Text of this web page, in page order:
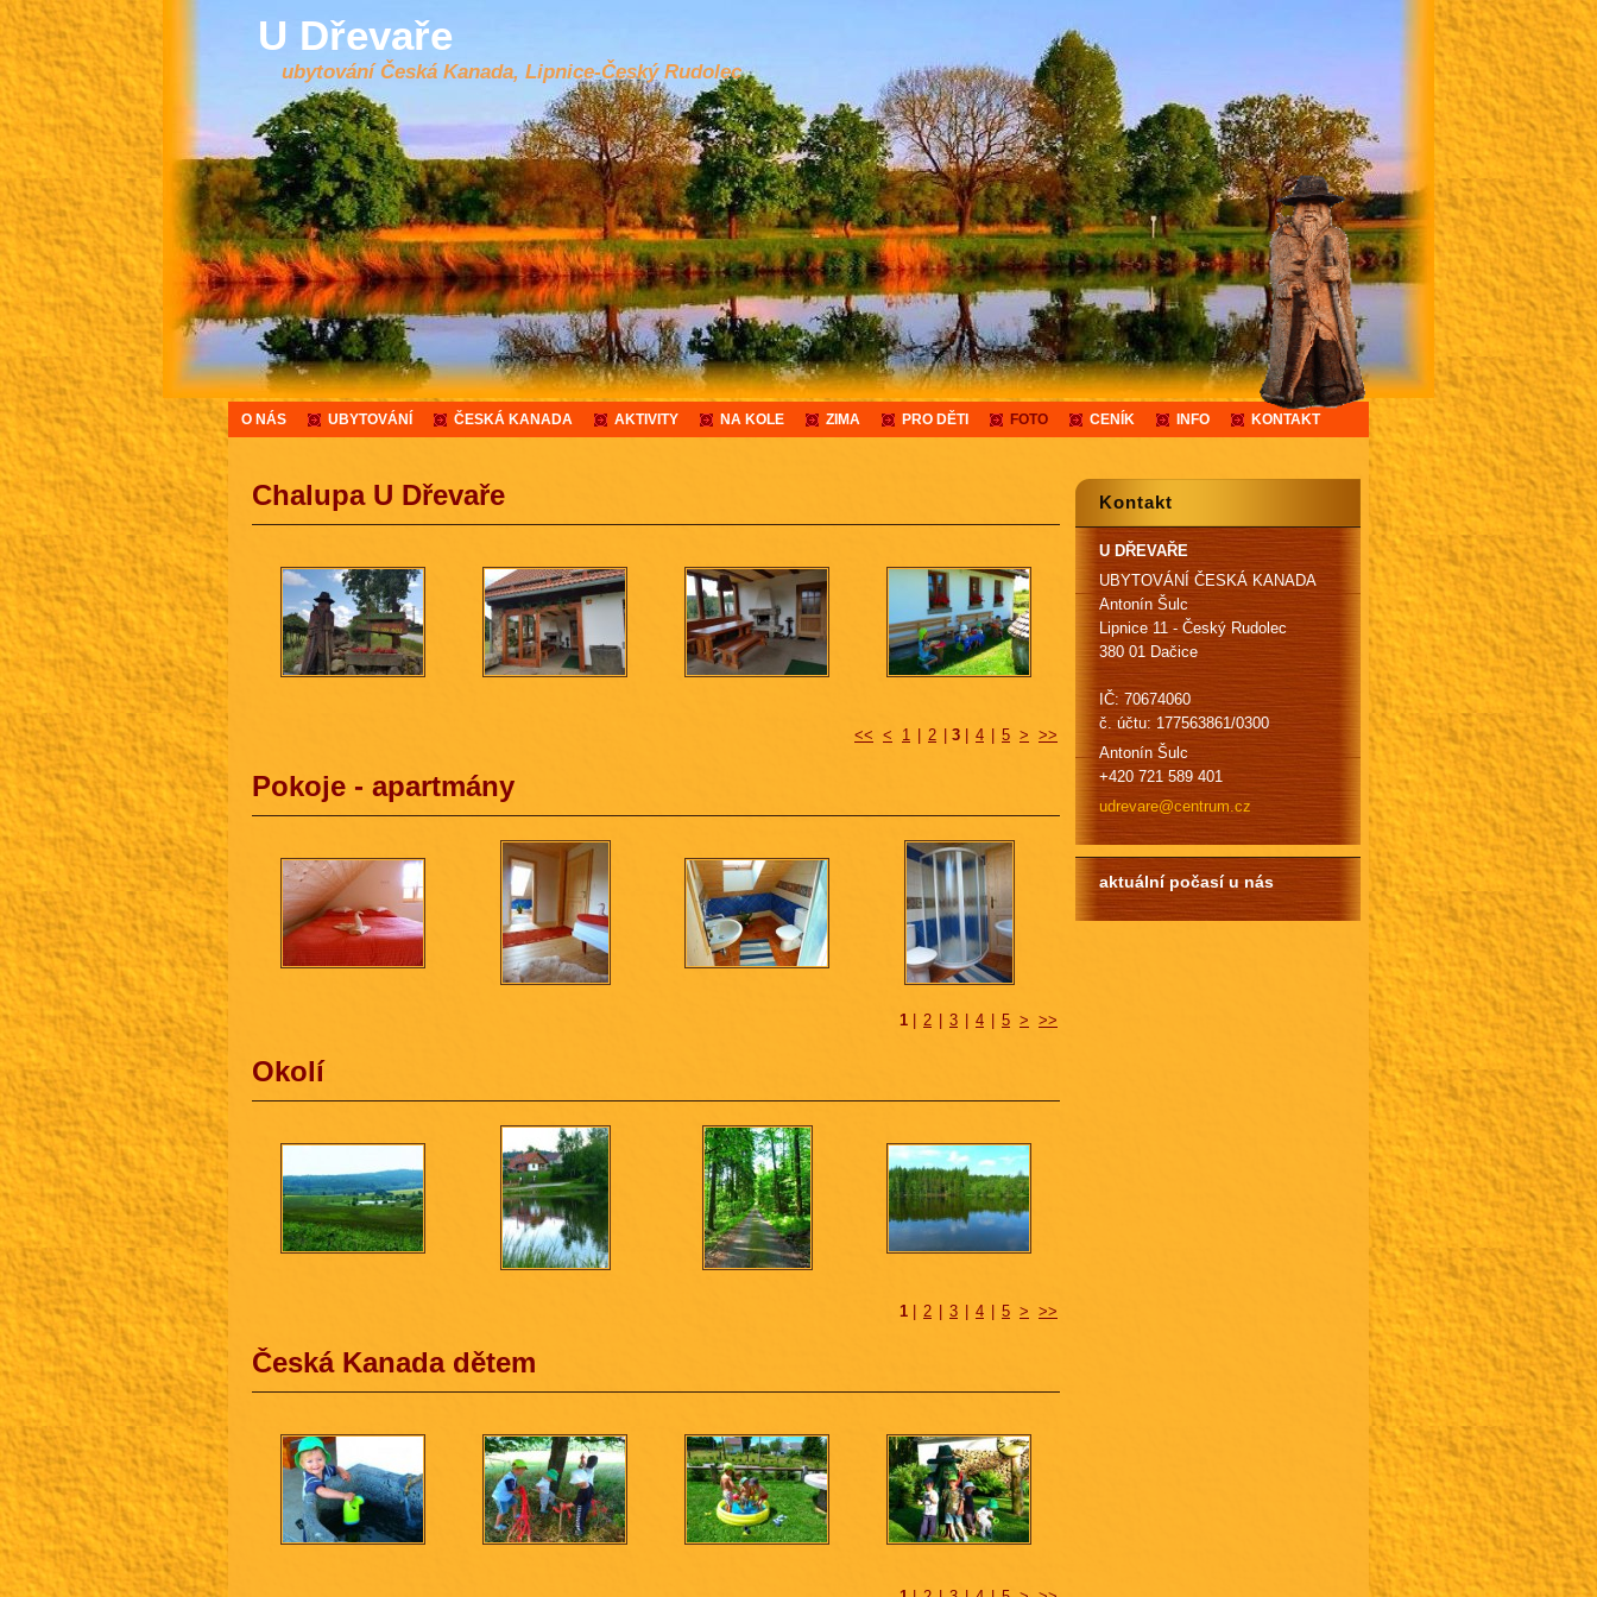
U Dřevaře
ubytování Česká Kanada, Lipnice-Český Rudolec
O NÁS UBYTOVÁNÍ ČESKÁ KANADA AKTIVITY NA KOLE ZIMA PRO DĚTI FOTO CENÍK INFO KONTAKT
Chalupa U Dřevaře
<< < 1 2 3 4 5 > >>
Pokoje - apartmány
1 2 3 4 5 > >>
Okolí
1 2 3 4 5 > >>
Česká Kanada dětem
Kontakt
U DŘEVAŘE
UBYTOVÁNÍ ČESKÁ KANADA
Antonín Šulc
Lipnice 11 - Český Rudolec
380 01 Dačice
IČ: 70674060
č. účtu: 177563861/0300
Antonín Šulc
+420 721 589 401
udrevare@centrum.cz
aktuální počasí u nás